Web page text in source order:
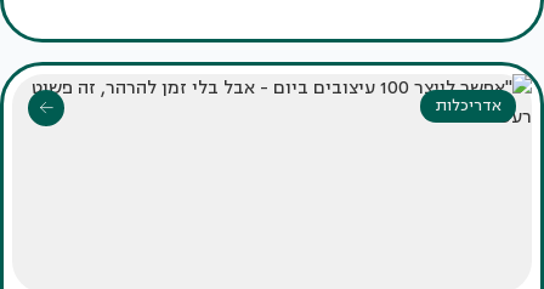
אדריכלות